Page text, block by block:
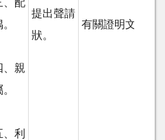
、配
、親
、利
提出聲請
狀。
有關證明文件。